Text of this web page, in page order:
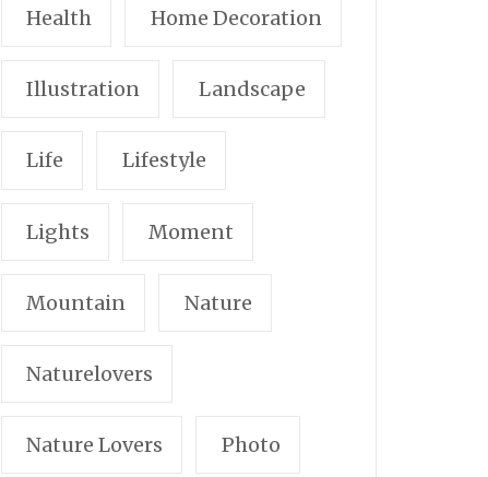
Health Home Decoration
Illustration Landscape
Life Lifestyle
Lights Moment
Mountain Nature
Naturelovers
Nature Lovers Photo